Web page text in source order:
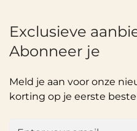
Exclusieve
Abonneer je
Meld je aan voor onze
korting op je eerste